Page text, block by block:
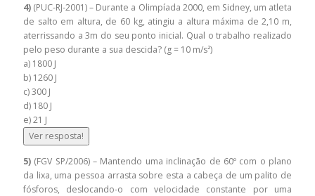
4) (PUC-RJ-2001) – Durante a Olimpíada 2000, em Sidney, um atleta
de salto em altura, de 60 kg, atingiu a altura máxima de 2,10 m,
aterrissando a 3m do seu ponto inicial. Qual o trabalho realizado
pelo peso durante a sua descida? (g = 10 m/s²)
a) 1800 J
b) 1260 J
c) 300 J
d) 180 J
e) 21 J
Ver resposta!
5) (FGV SP/2006) – Mantendo uma inclinação de 60º com o plano
da lixa, uma pessoa arrasta sobre esta a cabeça de um palito de
fósforos, deslocando-o com velocidade constante por uma